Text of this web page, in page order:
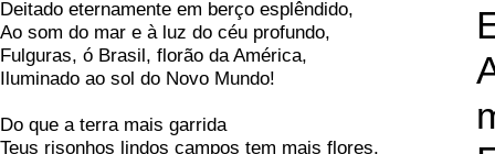
Deitado eternamente em berço esplêndido,
Ao som do mar e à luz do céu profundo,
Fulguras, ó Brasil, florão da América,
Iluminado ao sol do Novo Mundo!
Do que a terra mais garrida
Teus risonhos lindos campos tem mais flores,